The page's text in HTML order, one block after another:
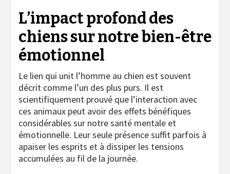
L’impact profond des
chiens sur notre bien-être
émotionnel
Le lien qui unit l’homme au chien est souvent
décrit comme l’un des plus purs. Il est
scientifiquement prouvé que l’interaction avec
ces animaux peut avoir des effets bénéfiques
considérables sur notre santé mentale et
émotionnelle. Leur seule présence suffit parfois à
apaiser les esprits et à dissiper les tensions
accumulées au fil de la journée.